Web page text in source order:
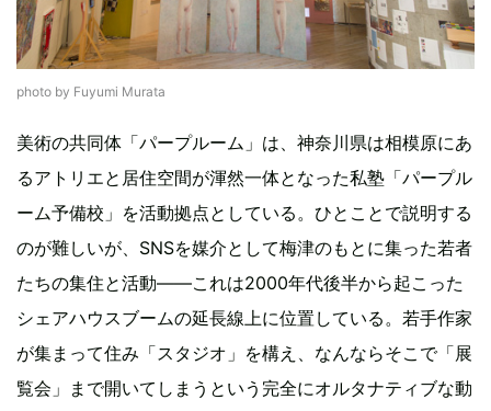
photo by Fuyumi Murata
美術の共同体「パープルーム」は、神奈川県は相模原にあ
るアトリエと居住空間が渾然一体となった私塾「パープル
ーム予備校」を活動拠点としている。ひとことで説明する
のが難しいが、SNSを媒介として梅津のもとに集った若者
たちの集住と活動――これは2000年代後半から起こった
シェアハウスブームの延長線上に位置している。若手作家
が集まって住み「スタジオ」を構え、なんならそこで「展
覧会」まで開いてしまうという完全にオルタナティブな動